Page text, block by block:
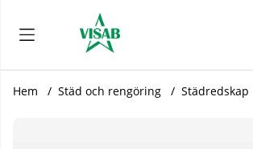
Hem Städ och rengöring Städredskap